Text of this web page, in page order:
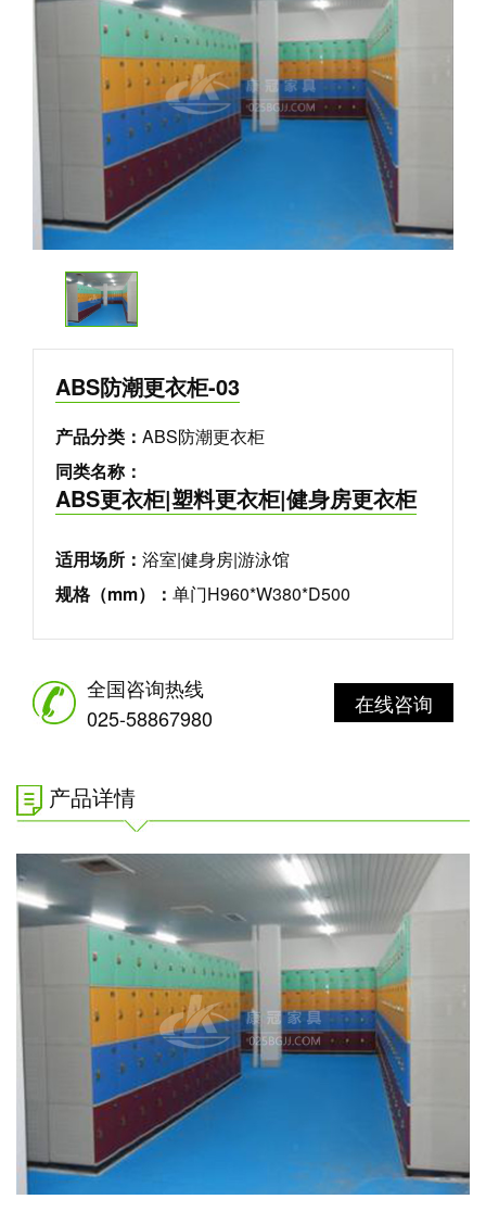
ABS防潮更衣柜-03
产品分类： ABS防潮更衣柜
同类名称：
ABS更衣柜|塑料更衣柜|健身房更衣柜
适用场所： 浴室|健身房|游泳馆
规格（mm）： 单门H960*W380*D500
全国咨询热线
025-58867980
在线咨询
产品详情